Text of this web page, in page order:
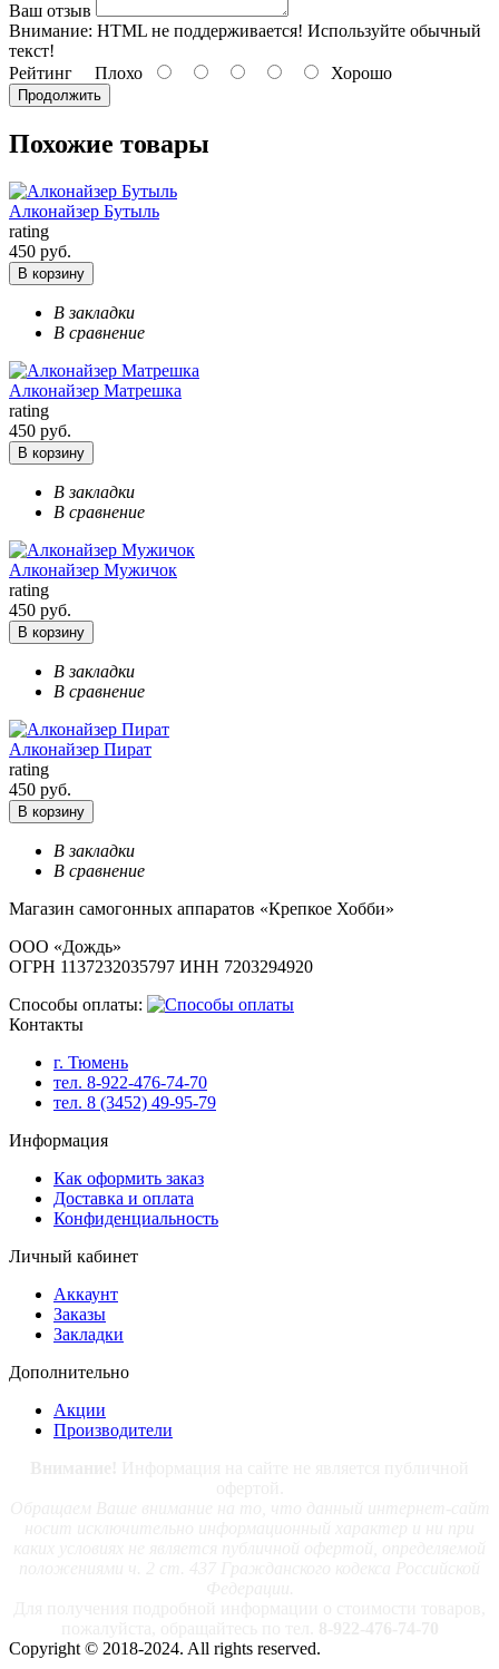
Ваш отзыв
Внимание: HTML не поддерживается! Используйте обычный
текст!
Рейтинг Плохо Хорошо
Продолжить
Похожие товары
Алконайзер Бутыль
rating
450 руб.
В корзину
В закладки
В сравнение
Алконайзер Матрешка
rating
450 руб.
В корзину
В закладки
В сравнение
Алконайзер Мужичок
rating
450 руб.
В корзину
В закладки
В сравнение
Алконайзер Пират
rating
450 руб.
В корзину
В закладки
В сравнение
Магазин самогонных аппаратов «Крепкое Хобби»
ООО «Дождь»
ОГРН 1137232035797 ИНН 7203294920
Способы оплаты:
Контакты
г. Тюмень
тел. 8-922-476-74-70
тел. 8 (3452) 49-95-79
Информация
Как оформить заказ
Доставка и оплата
Конфиденциальность
Личный кабинет
Аккаунт
Заказы
Закладки
Дополнительно
Акции
Производители
Copyright © 2018-2024. All rights reserved.